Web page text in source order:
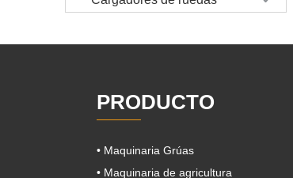
PRODUCTO
• Maquinaria Grúas
• Maquinaria de agricultura